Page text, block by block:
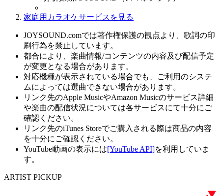
家庭用カラオケサービスを見る
JOYSOUND.comでは著作権保護の観点より、歌詞の印
刷行為を禁止しています。
都合により、楽曲情報/コンテンツの内容及び配信予定
が変更となる場合があります。
対応機種が表示されている場合でも、ご利用のシステ
ムによっては選曲できない場合があります。
リンク先のApple MusicやAmazon Musicのサービス詳細
や楽曲の配信状況については各サービスにて十分にご
確認ください。
リンク先のiTunes Storeでご購入される際は商品の内容
を十分にご確認ください。
YouTube動画の表示には[YouTube API]を利用していま
す。
ARTIST PICKUP